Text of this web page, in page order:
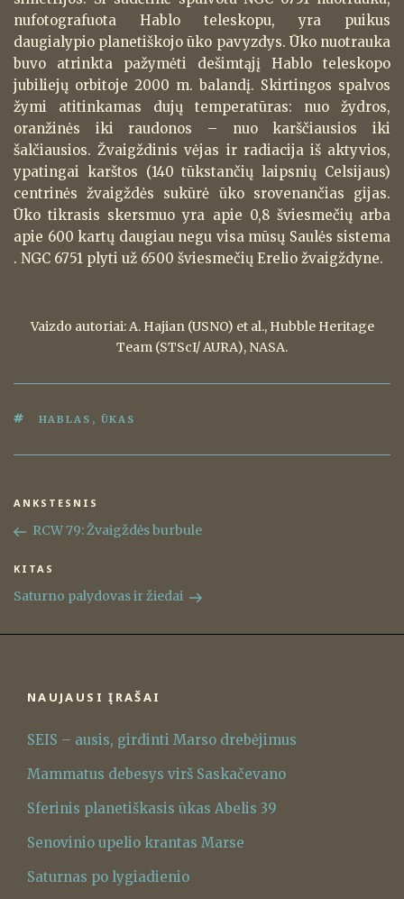
nufotografuota Hablo teleskopu, yra puikus
daugialypio planetiškojo ūko pavyzdys. Ūko nuotrauka
buvo atrinkta pažymėti dešimtąjį Hablo teleskopo
jubiliejų orbitoje 2000 m. balandį. Skirtingos spalvos
žymi atitinkamas dujų temperatūras: nuo žydros,
oranžinės iki raudonos – nuo karščiausios iki
šalčiausios. Žvaigždinis vėjas ir radiacija iš aktyvios,
ypatingai karštos (140 tūkstančių laipsnių Celsijaus)
centrinės žvaigždės sukūrė ūko srovenančias gijas.
Ūko tikrasis skersmuo yra apie 0,8 šviesmečių arba
apie 600 kartų daugiau negu visa mūsų Saulės sistema
. NGC 6751 plyti už 6500 šviesmečių Erelio žvaigždyne.
Vaizdo autoriai: A. Hajian (USNO) et al., Hubble Heritage
Team (STScI/ AURA), NASA.
ŽYMOS
HABLAS , ŪKAS
Navigacija
tarp
Ankstesnis
įrašas
ANKSTESNIS
RCW 79: Žvaigždės burbule
Kitas
įrašas
KITAS
Saturno palydovas ir žiedai
NAUJAUSI ĮRAŠAI
SEIS – ausis, girdinti Marso drebėjimus
Mammatus debesys virš Saskačevano
Sferinis planetiškasis ūkas Abelis 39
Senovinio upelio krantas Marse
Saturnas po lygiadienio